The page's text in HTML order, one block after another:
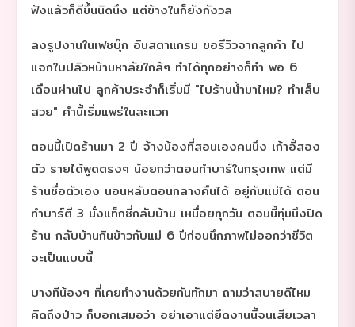
ฟังแล้วก็ดีขึ้นนิดนึง แต่ข้างในก็ยังกังวล
ลงรูปงานในเฟซบุ๊ก อินสตาแกรม ขอรีวิวจากลูกค้า ไป
แจกใบปลิวหน้ามหาลัยใกล้ๆ ทำได้ทุกอย่างก็ทำ พอ 6
เดือนผ่านไป ลูกค้าประจำก็เริ่มมี "ไปร้านน้ำมาไหม? ทำเล็บ
สวย" คำนี้เริ่มแพร่ในละแวก
ตอนนี้เปิดร้านมา 2 ปี จ้างน้องที่สอนเองคนนึง เก้าอี้สอง
ตัว รายได้พูดตรงๆ น้อยกว่าตอนทำบาร์ในกรุงเทพ แต่มี
ร้านชื่อตัวเอง นอนหลับตอนกลางคืนได้ อยู่กับแม่ได้ ตอน
ทำบาร์ตี 3 นั่งแท็กซี่กลับบ้าน เหนื่อยทุกวัน ตอนนี้ทุ่มนึงปิด
ร้าน กลับบ้านกินข้าวกับแม่ 6 ปีก่อนนึกภาพไม่ออกว่าชีวิต
จะเป็นแบบนี้
บางทีน้องๆ ที่เคยทำงานด้วยกันทักมา ถามว่าสบายดีไหม
คิดถึงป่าว ก็บอกเสมอว่า อย่าเอาแต่ยึดงานนี้จนเสียเวลา